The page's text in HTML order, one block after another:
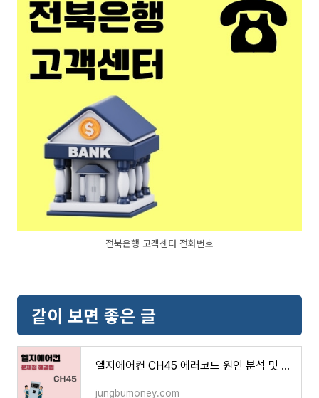
전북은행 고객센터 전화번호
같이 보면 좋은 글
엘지에어컨 CH45 에러코드 원인 분석 및 수리 방법 (온도센서 이상)
jungbumoney.com